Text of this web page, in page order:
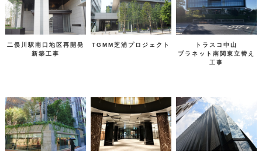
二俣川駅南口地区再開発
新築工事
TGMM芝浦プロジェクト
トラスコ中山
プラネット南関東立替え
工事